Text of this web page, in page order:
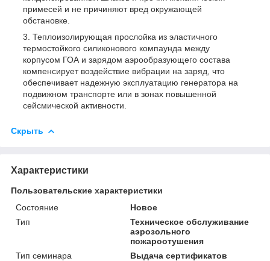
примесей и не причиняют вред окружающей
обстановке.
Теплоизолирующая прослойка из эластичного
термостойкого силиконового компаунда между
корпусом ГОА и зарядом аэрообразующего состава
компенсирует воздействие вибрации на заряд, что
обеспечивает надежную эксплуатацию генератора на
подвижном транспорте или в зонах повышенной
сейсмической активности.
Скрыть
Характеристики
Пользовательские характеристики
Состояние
Новое
Тип
Техническое обслуживание
аэрозольного
пожароотушения
Тип семинара
Выдача сертификатов